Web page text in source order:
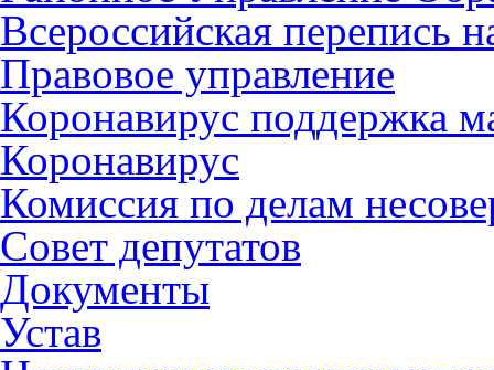
Всероссийская перепись
Правовое управление
Коронавирус поддержка
Коронавирус
Комиссия по делам
Совет депутатов
Документы
Устав